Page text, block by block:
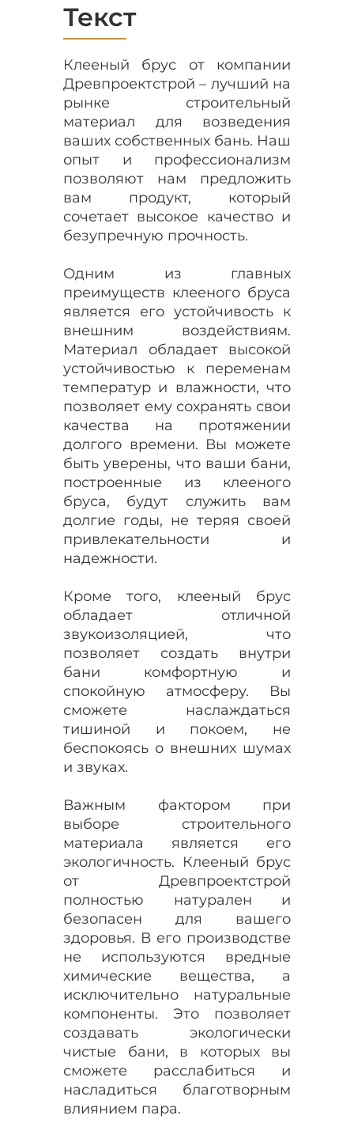
Текст
Клееный брус от компании
Древпроектстрой – лучший на
рынке строительный
материал для возведения
ваших собственных бань. Наш
опыт и профессионализм
позволяют нам предложить
вам продукт, который
сочетает высокое качество и
безупречную прочность.
Одним из главных
преимуществ клееного бруса
является его устойчивость к
внешним воздействиям.
Материал обладает высокой
устойчивостью к переменам
температур и влажности, что
позволяет ему сохранять свои
качества на протяжении
долгого времени. Вы можете
быть уверены, что ваши бани,
построенные из клееного
бруса, будут служить вам
долгие годы, не теряя своей
привлекательности и
надежности.
Кроме того, клееный брус
обладает отличной
звукоизоляцией, что
позволяет создать внутри
бани комфортную и
спокойную атмосферу. Вы
сможете наслаждаться
тишиной и покоем, не
беспокоясь о внешних шумах
и звуках.
Важным фактором при
выборе строительного
материала является его
экологичность. Клееный брус
от Древпроектстрой
полностью натурален и
безопасен для вашего
здоровья. В его производстве
не используются вредные
химические вещества, а
исключительно натуральные
компоненты. Это позволяет
создавать экологически
чистые бани, в которых вы
сможете расслабиться и
насладиться благотворным
влиянием пара.